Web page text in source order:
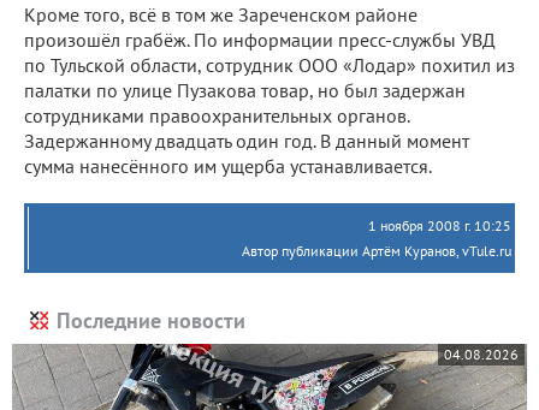
Кроме того, всё в том же Зареченском районе
произошёл грабёж. По информации пресс-службы УВД
по Тульской области, сотрудник ООО «Лодар» похитил из
палатки по улице Пузакова товар, но был задержан
сотрудниками правоохранительных органов.
Задержанному двадцать один год. В данный момент
сумма нанесённого им ущерба устанавливается.
1 ноября 2008 г. 10:25
Автор публикации Артём Куранов, vTule.ru
Последние новости
04.08.2026